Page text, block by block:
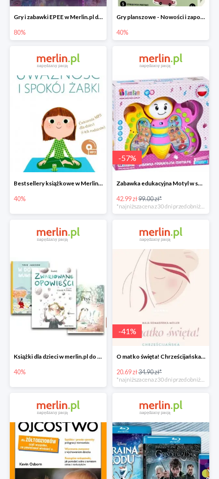
Gry i zabawki EPEE w Merlin.pl do -80%
80%
Gry planszowe - Nowości i zapowiedzi w Merlin.pl do -40%
40%
Bestsellery książkowe w Merlin.pl do -40%
40%
-57%
Zabawka edukacyjna Motyl w super cenie
42.99 zł99.00 zł*
Książki dla dzieci w merlin.pl do -40%
40%
-41%
O matko święta! Chrześcijańska mama od A do Z -41%
20.69 zł34.90 zł*
*najniższa cena z 30 dni przed obniżką